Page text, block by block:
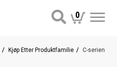
0
Kjøp Etter Produktfamilie C-serien